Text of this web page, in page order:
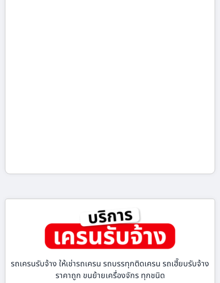
รถเครนรับจ้าง ให้เช่ารถเครน รถบรรทุกติดเครน รถเฮี๊ยบรับจ้าง
ราคาถูก ขนย้ายเครื่องจักร ทุกชนิด